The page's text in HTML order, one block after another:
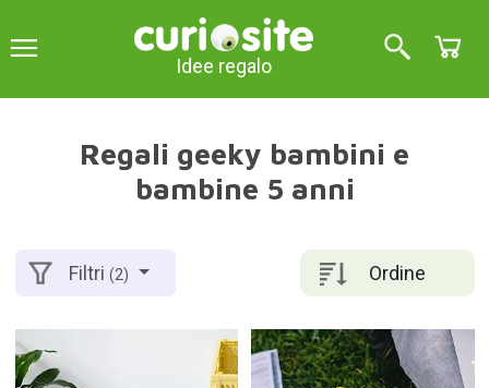
Idee regalo
Regali geeky bambini e
bambine 5 anni
Ordine
Filtri(2)